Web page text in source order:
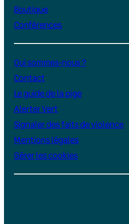
Boutique
Conférences
Qui sommes-nous ?
Contact
Le guide de la pige
Alerter Vert
Signaler des faits de violence
Mentions légales
Gérer les cookies